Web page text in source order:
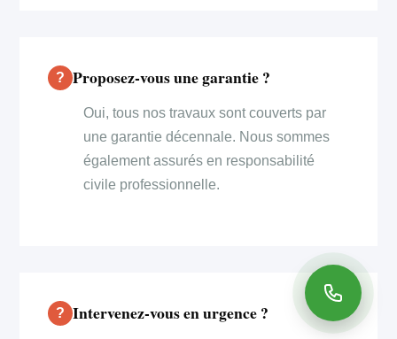
Proposez-vous une garantie ?
Oui, tous nos travaux sont couverts par
une garantie décennale. Nous sommes
également assurés en responsabilité
civile professionnelle.
Intervenez-vous en urgence ?